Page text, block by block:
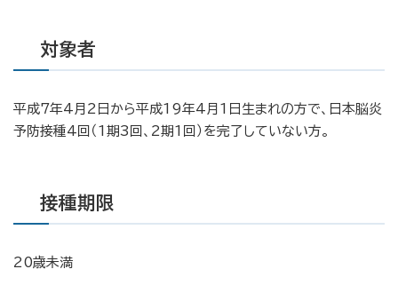
対象者
平成7年4月2日から平成19年4月1日生まれの方で、日本脳炎
予防接種4回（1期3回、2期1回）を完了していない方。
接種期限
20歳未満